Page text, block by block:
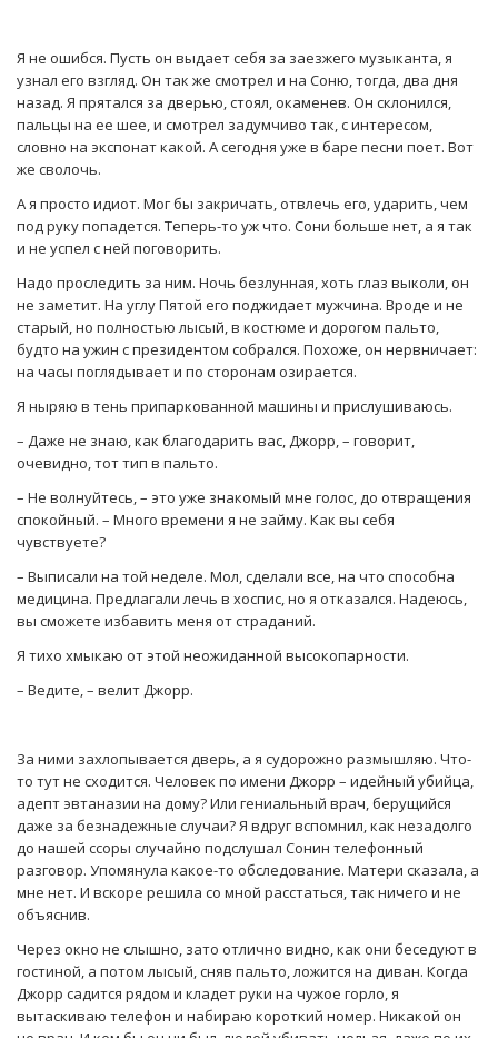
Я не ошибся. Пусть он выдает себя за заезжего музыканта, я
узнал его взгляд. Он так же смотрел и на Соню, тогда, два дня
назад. Я прятался за дверью, стоял, окаменев. Он склонился,
пальцы на ее шее, и смотрел задумчиво так, с интересом,
словно на экспонат какой. А сегодня уже в баре песни поет. Вот
же сволочь.
А я просто идиот. Мог бы закричать, отвлечь его, ударить, чем
под руку попадется. Теперь-то уж что. Сони больше нет, а я так
и не успел с ней поговорить.
Надо проследить за ним. Ночь безлунная, хоть глаз выколи, он
не заметит. На углу Пятой его поджидает мужчина. Вроде и не
старый, но полностью лысый, в костюме и дорогом пальто,
будто на ужин с президентом собрался. Похоже, он нервничает:
на часы поглядывает и по сторонам озирается.
Я ныряю в тень припаркованной машины и прислушиваюсь.
– Даже не знаю, как благодарить вас, Джорр, – говорит,
очевидно, тот тип в пальто.
– Не волнуйтесь, – это уже знакомый мне голос, до отвращения
спокойный. – Много времени я не займу. Как вы себя
чувствуете?
– Выписали на той неделе. Мол, сделали все, на что способна
медицина. Предлагали лечь в хоспис, но я отказался. Надеюсь,
вы сможете избавить меня от страданий.
Я тихо хмыкаю от этой неожиданной высокопарности.
– Ведите, – велит Джорр.
За ними захлопывается дверь, а я судорожно размышляю. Что-
то тут не сходится. Человек по имени Джорр – идейный убийца,
адепт эвтаназии на дому? Или гениальный врач, берущийся
даже за безнадежные случаи? Я вдруг вспомнил, как незадолго
до нашей ссоры случайно подслушал Сонин телефонный
разговор. Упомянула какое-то обследование. Матери сказала, а
мне нет. И вскоре решила со мной расстаться, так ничего и не
объяснив.
Через окно не слышно, зато отлично видно, как они беседуют в
гостиной, а потом лысый, сняв пальто, ложится на диван. Когда
Джорр садится рядом и кладет руки на чужое горло, я
вытаскиваю телефон и набираю короткий номер. Никакой он